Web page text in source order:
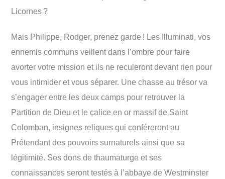
Licornes ?
Mais Philippe, Rodger, prenez garde ! Les Illuminati, vos
ennemis communs veillent dans l’ombre pour faire
avorter votre mission et ils ne reculeront devant rien pour
vous intimider et vous séparer. Une chasse au trésor va
s’engager entre les deux camps pour retrouver la
Partition de Dieu et le calice en or massif de Saint
Colomban, insignes reliques qui conféreront au
Prétendant des pouvoirs surnaturels ainsi que sa
légitimité. Ses dons de thaumaturge et ses
connaissances seront testés à l’abbaye de Westminster